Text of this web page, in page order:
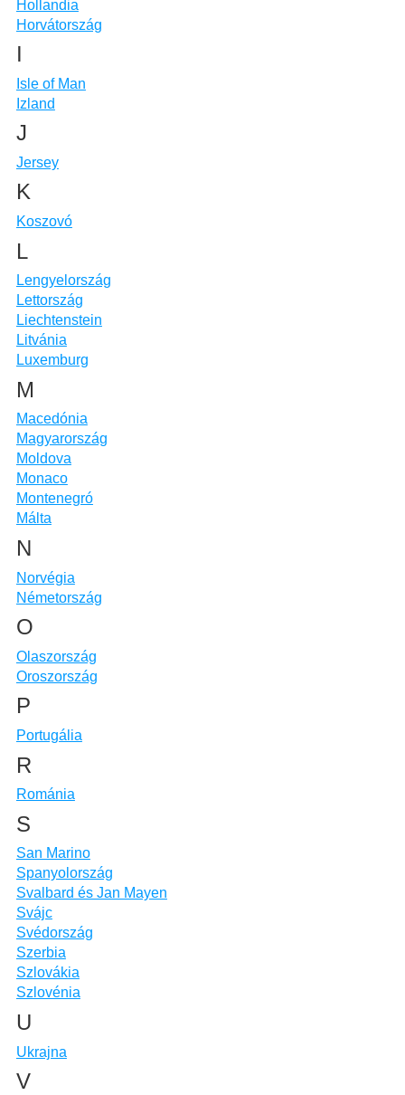
Hollandia
Horvátország
I
Isle of Man
Izland
J
Jersey
K
Koszovó
L
Lengyelország
Lettország
Liechtenstein
Litvánia
Luxemburg
M
Macedónia
Magyarország
Moldova
Monaco
Montenegró
Málta
N
Norvégia
Németország
O
Olaszország
Oroszország
P
Portugália
R
Románia
S
San Marino
Spanyolország
Svalbard és Jan Mayen
Svájc
Svédország
Szerbia
Szlovákia
Szlovénia
U
Ukrajna
V